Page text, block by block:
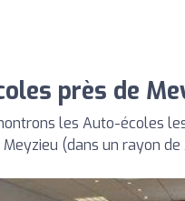
près de
les Auto-écoles
(dans un rayon de